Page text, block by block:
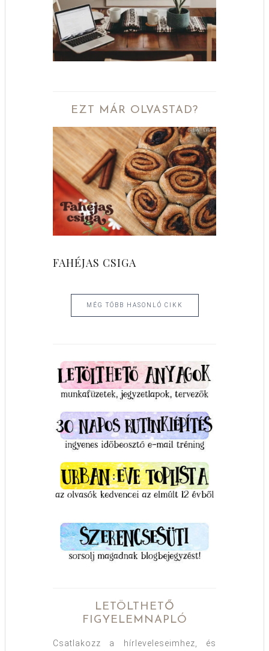
EZT MÁR OLVASTAD?
FAHÉJAS CSIGA
MÉG TÖBB HASONLÓ CIKK
LETÖLTHETŐ
FIGYELEMNAPLÓ
Csatlakozz a hírleveleseimhez, és